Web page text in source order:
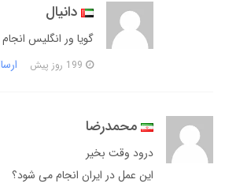
دانیال
گویا ور انگلیس
محمدرضا
درود وقت بخیر
این عمل در ایران انجام می شود؟